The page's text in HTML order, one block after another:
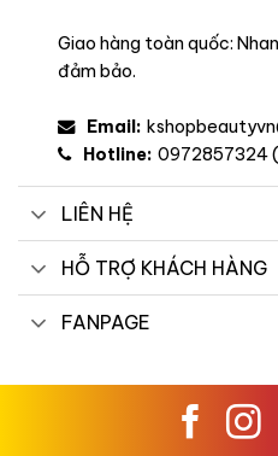
Giao hàng toàn quốc:
đảm bảo.
Email:
Hotline: 0972857324
LIÊN HỆ
HỖ TRỢ KHÁCH HÀNG
FANPAGE